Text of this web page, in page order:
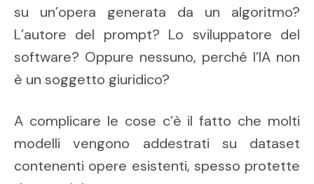
su un’opera generata da un algoritmo?
L’autore del prompt? Lo sviluppatore del
software? Oppure nessuno, perché l’IA non
è un soggetto giuridico?
A complicare le cose c’è il fatto che molti
modelli vengono addestrati su dataset
contenenti opere esistenti, spesso protette